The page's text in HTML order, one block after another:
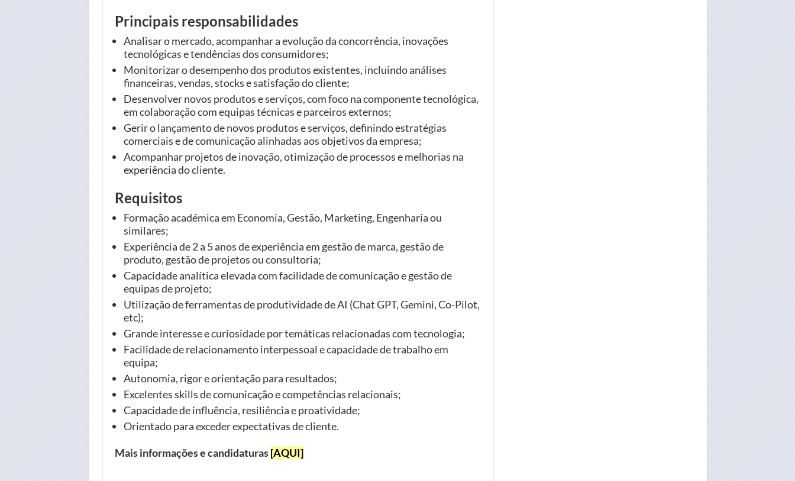
Principais responsabilidades
Analisar o mercado, acompanhar a evolução da concorrência, inovações
tecnológicas e tendências dos consumidores;
Monitorizar o desempenho dos produtos existentes, incluindo análises
financeiras, vendas, stocks e satisfação do cliente;
Desenvolver novos produtos e serviços, com foco na componente tecnológica,
em colaboração com equipas técnicas e parceiros externos;
Gerir o lançamento de novos produtos e serviços, definindo estratégias
comerciais e de comunicação alinhadas aos objetivos da empresa;
Acompanhar projetos de inovação, otimização de processos e melhorias na
experiência do cliente.
Requisitos
Formação académica em Economia, Gestão, Marketing, Engenharia ou
similares;
Experiência de 2 a 5 anos de experiência em gestão de marca, gestão de
produto, gestão de projetos ou consultoria;
Capacidade analítica elevada com facilidade de comunicação e gestão de
equipas de projeto;
Utilização de ferramentas de produtividade de AI (Chat GPT, Gemini, Co-Pilot,
etc);
Grande interesse e curiosidade por temáticas relacionadas com tecnologia;
Facilidade de relacionamento interpessoal e capacidade de trabalho em
equipa;
Autonomia, rigor e orientação para resultados;
Excelentes skills de comunicação e competências relacionais;
Capacidade de influência, resiliência e proatividade;
Orientado para exceder expectativas de cliente.
Mais informações e candidaturas[AQUI]